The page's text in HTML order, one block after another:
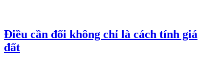
Điều cần đổi không chỉ là cách tính giá
đất